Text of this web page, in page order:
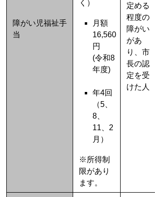
障がい児福祉手
当
く）
月額
16,560
円
(令和8
年度)
年4回
（5、
8、
11、2
月）
※所得制
限があり
ます。
定める
程度の
障がい
があ
り、市
長の認
定を受
けた人